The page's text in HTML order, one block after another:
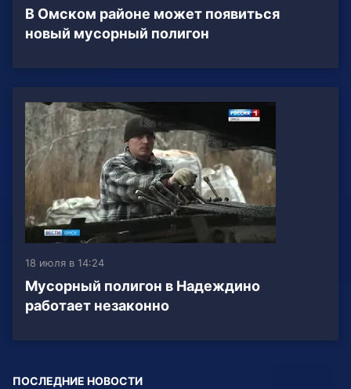
В Омском районе может появиться
новый мусорный полигон
18 июля в 14:24
Мусорный полигон в Надеждино
работает незаконно
ПОСЛЕДНИЕ НОВОСТИ